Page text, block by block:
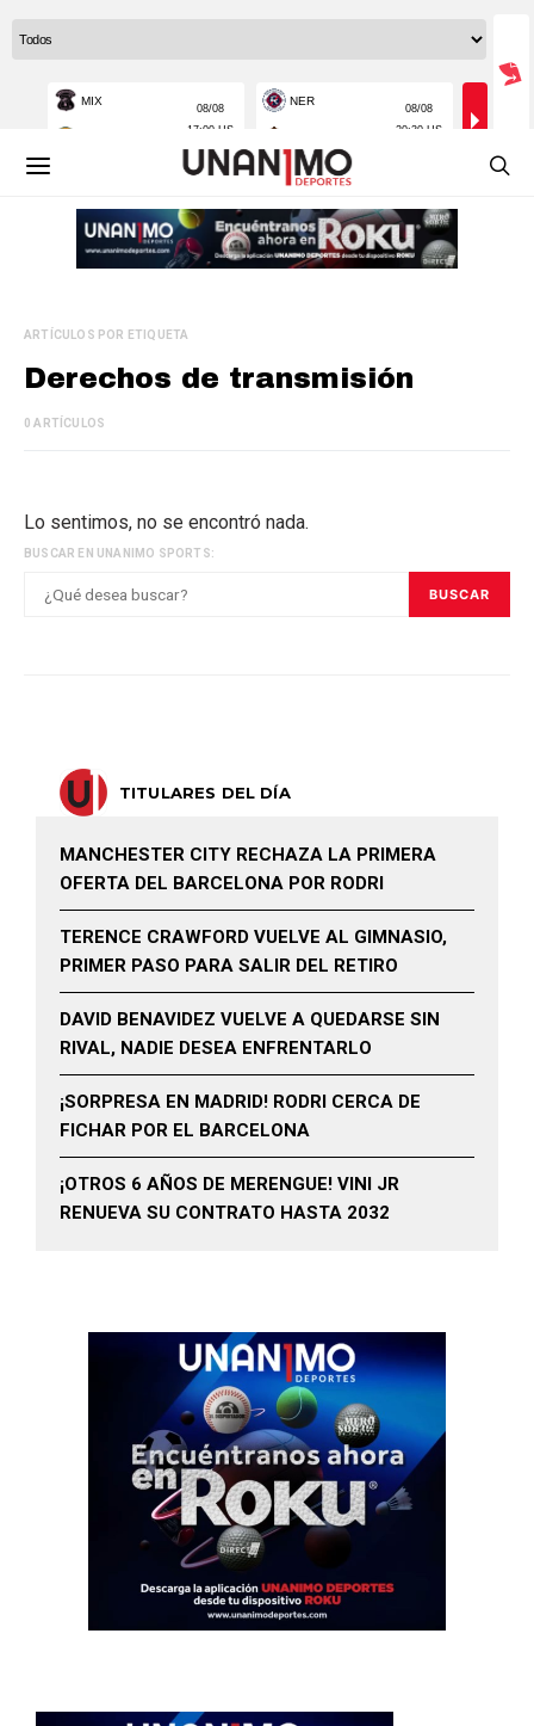
ARTÍCULOS POR ETIQUETA
Derechos de transmisión
0 ARTÍCULOS
Lo sentimos, no se encontró nada.
BUSCAR EN UNANIMO SPORTS:
BUSCAR
TITULARES DEL DÍA
MANCHESTER CITY RECHAZA LA PRIMERA
OFERTA DEL BARCELONA POR RODRI
TERENCE CRAWFORD VUELVE AL GIMNASIO,
PRIMER PASO PARA SALIR DEL RETIRO
DAVID BENAVIDEZ VUELVE A QUEDARSE SIN
RIVAL, NADIE DESEA ENFRENTARLO
¡SORPRESA EN MADRID! RODRI CERCA DE
FICHAR POR EL BARCELONA
¡OTROS 6 AÑOS DE MERENGUE! VINI JR
RENUEVA SU CONTRATO HASTA 2032